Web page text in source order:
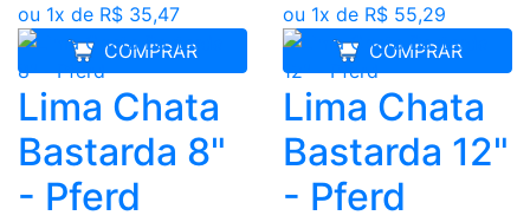
ou 1x de R$ 35,47
COMPRAR
ou 1x de R$ 55,29
COMPRAR
Lima Chata
Bastarda 8"
- Pferd
Lima Chata
Bastarda 12"
- Pferd